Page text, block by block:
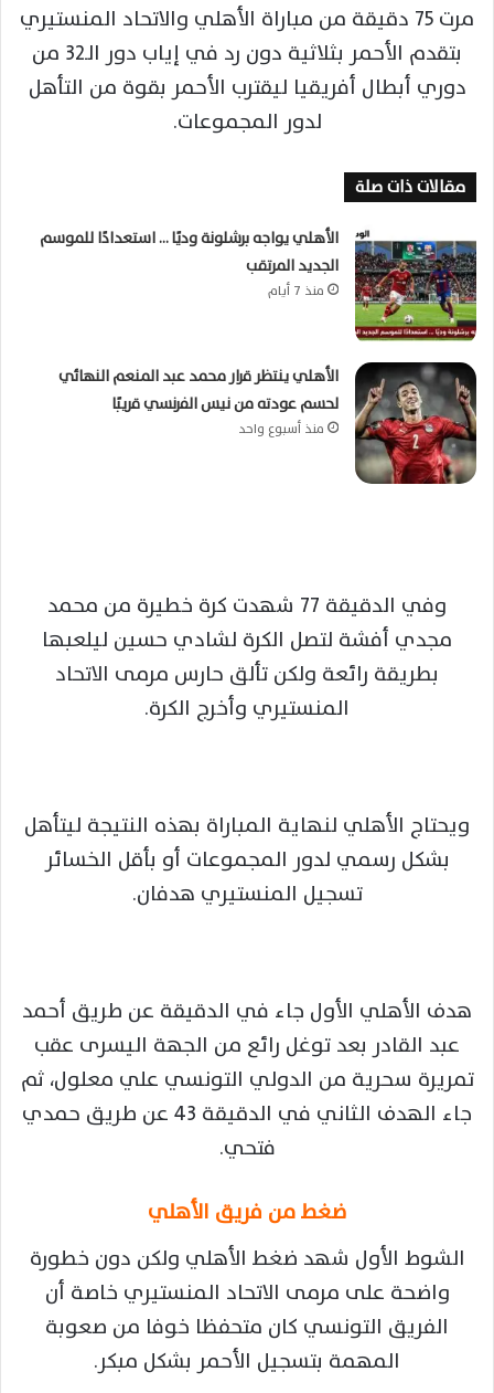
مرت 75 دقيقة من مباراة الأهلي والاتحاد المنستيري
بتقدم الأحمر بثلاثية دون رد في إياب دور الـ32 من
دوري أبطال أفريقيا ليقترب الأحمر بقوة من التأهل
لدور المجموعات.
مقالات ذات صلة
الأهلي يواجه برشلونة وديًا … استعدادًا للموسم
الجديد المرتقب
منذ 7 أيام
الأهلي ينتظر قرار محمد عبد المنعم النهائي
لحسم عودته من نيس الفرنسي قريبًا
منذ أسبوع واحد
وفي الدقيقة 77 شهدت كرة خطيرة من محمد
مجدي أفشة لتصل الكرة لشادي حسين ليلعبها
بطريقة رائعة ولكن تألق حارس مرمى الاتحاد
المنستيري وأخرج الكرة.
ويحتاج الأهلي لنهاية المباراة بهذه النتيجة ليتأهل
بشكل رسمي لدور المجموعات أو بأقل الخسائر
تسجيل المنستيري هدفان.
هدف الأهلي الأول جاء في الدقيقة عن طريق أحمد
عبد القادر بعد توغل رائع من الجهة اليسرى عقب
تمريرة سحرية من الدولي التونسي علي معلول، ثم
جاء الهدف الثاني في الدقيقة 43 عن طريق حمدي
فتحي.
ضغط من فريق الأهلي
الشوط الأول شهد ضغط الأهلي ولكن دون خطورة
واضحة على مرمى الاتحاد المنستيري خاصة أن
الفريق التونسي كان متحفظا خوفا من صعوبة
المهمة بتسجيل الأحمر بشكل مبكر.